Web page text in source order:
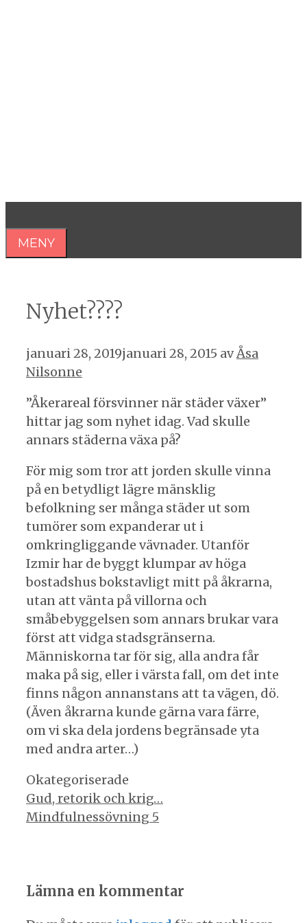
MENY
Nyhet????
januari 28, 2019januari 28, 2015 avÅsa
Nilsonne
”Åkerareal försvinner när städer växer”
hittar jag som nyhet idag. Vad skulle
annars städerna växa på?
För mig som tror att jorden skulle vinna
på en betydligt lägre mänsklig
befolkning ser många städer ut som
tumörer som expanderar ut i
omkringliggande vävnader. Utanför
Izmir har de byggt klumpar av höga
bostadshus bokstavligt mitt på åkrarna,
utan att vänta på villorna och
småbebyggelsen som annars brukar vara
först att vidga stadsgränserna.
Människorna tar för sig, alla andra får
maka på sig, eller i värsta fall, om det inte
finns någon annanstans att ta vägen, dö.
(Även åkrarna kunde gärna vara färre,
om vi ska dela jordens begränsade yta
med andra arter…)
Kategorier
Okategoriserade
Inläggsnavigering
Gud, retorik och krig…
Mindfulnessövning 5
Lämna en kommentar